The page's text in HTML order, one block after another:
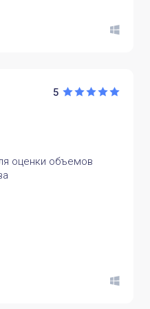
5
оценки объемов